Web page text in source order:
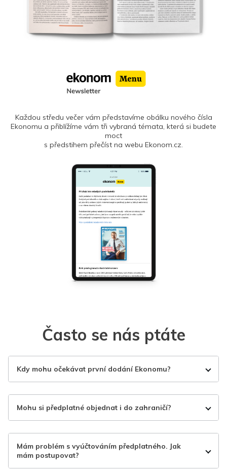
Každou středu večer vám představíme obálku nového čísla
Ekonomu a přiblížíme vám tři vybraná témata, která si budete
moct
s předstihem přečíst na webu Ekonom.cz.
Často se nás ptáte
Kdy mohu očekávat první dodání Ekonomu?
Mohu si předplatné objednat i do zahraničí?
Mám problém s vyúčtováním předplatného. Jak
mám postupovat?